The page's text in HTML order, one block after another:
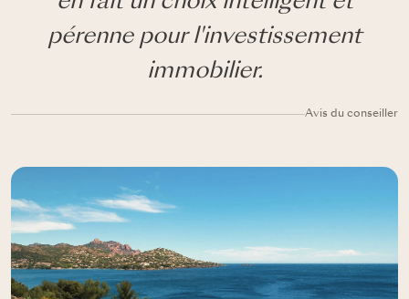
pérenne pour l'investissement
immobilier.
Avis du conseiller